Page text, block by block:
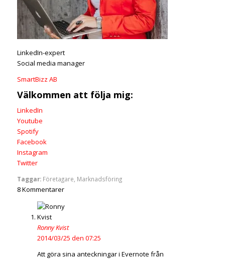
LinkedIn-expert
Social media manager
SmartBizz AB
Välkommen att följa mig:
LinkedIn
Youtube
Spotify
Facebook
Instagram
Twitter
Taggar: Företagare Marknadsföring
8Kommentarer
Ronny Kvist
2014/03/25 den 07:25
Att göra sina anteckningar i Evernote från